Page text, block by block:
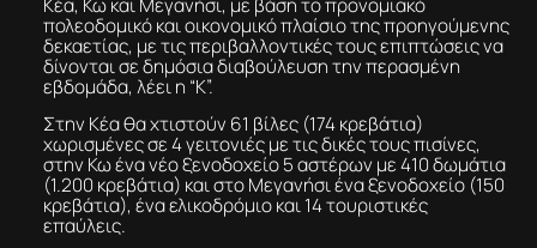
πολεοδομικό και οικονομικό πλαίσιο της προηγούμενης
δεκαετίας, με τις περιβαλλοντικές τους επιπτώσεις να
δίνονται σε δημόσια διαβούλευση την περασμένη
εβδομάδα, λέει η “Κ”.
Στην Κέα θα χτιστούν 61 βίλες (174 κρεβάτια)
χωρισμένες σε 4 γειτονιές με τις δικές τους πισίνες,
στην Κω ένα νέο ξενοδοχείο 5 αστέρων με 410 δωμάτια
(1.200 κρεβάτια) και στο Μεγανήσι ένα ξενοδοχείο (150
κρεβάτια), ένα ελικοδρόμιο και 14 τουριστικές
επαύλεις.